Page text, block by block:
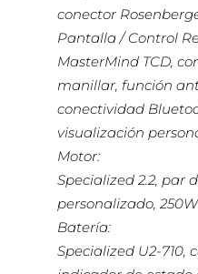
conector
Pantalla / Control
MasterMind TCD,
manillar, función
conectividad
visualización
Motor:
Specialized 2.2, par
personalizado,
Batería:
Specialized U2-710,